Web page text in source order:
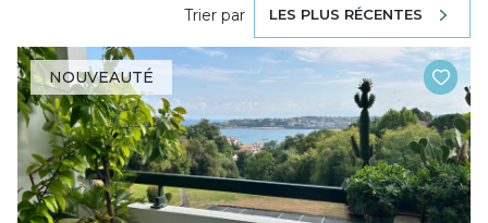
Trier par LES PLUS RÉCENTES
NOUVEAUTÉ